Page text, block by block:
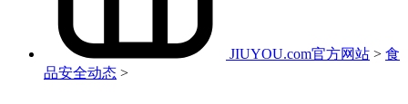
JIUYOU.com官方网站 > 食
品安全动态 >